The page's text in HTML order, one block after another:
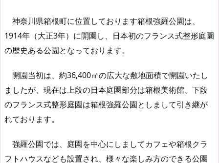
神奈川県箱根町に位置しております箱根強羅公園は、
1914年（大正3年）に開園し、日本初のフランス式整形庭園
の歴史ある公園となっております。
開園当初は、約36,400㎡の広大な敷地面積で開園いたし
ましたが、現在は上段の日本庭園部分は箱根美術館、下段
のフランス式整形庭園は箱根強羅公園としまして引き継が
れております。
強羅公園では、庭園を中心にしましてカフェや箱根クラ
フトハウスなども設置され、様々な楽しみ方のできる公園